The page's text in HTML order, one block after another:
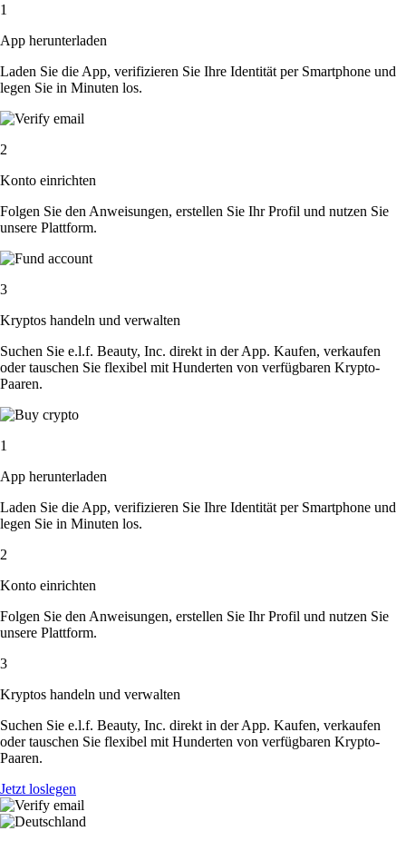
1
App herunterladen
Laden Sie die App, verifizieren Sie Ihre Identität per Smartphone und
legen Sie in Minuten los.
2
Konto einrichten
Folgen Sie den Anweisungen, erstellen Sie Ihr Profil und nutzen Sie
unsere Plattform.
3
Kryptos handeln und verwalten
Suchen Sie e.l.f. Beauty, Inc. direkt in der App. Kaufen, verkaufen
oder tauschen Sie flexibel mit Hunderten von verfügbaren Krypto-
Paaren.
1
App herunterladen
Laden Sie die App, verifizieren Sie Ihre Identität per Smartphone und
legen Sie in Minuten los.
2
Konto einrichten
Folgen Sie den Anweisungen, erstellen Sie Ihr Profil und nutzen Sie
unsere Plattform.
3
Kryptos handeln und verwalten
Suchen Sie e.l.f. Beauty, Inc. direkt in der App. Kaufen, verkaufen
oder tauschen Sie flexibel mit Hunderten von verfügbaren Krypto-
Paaren.
Jetzt loslegen